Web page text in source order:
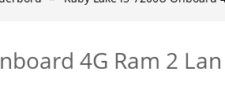
4G Ram 2